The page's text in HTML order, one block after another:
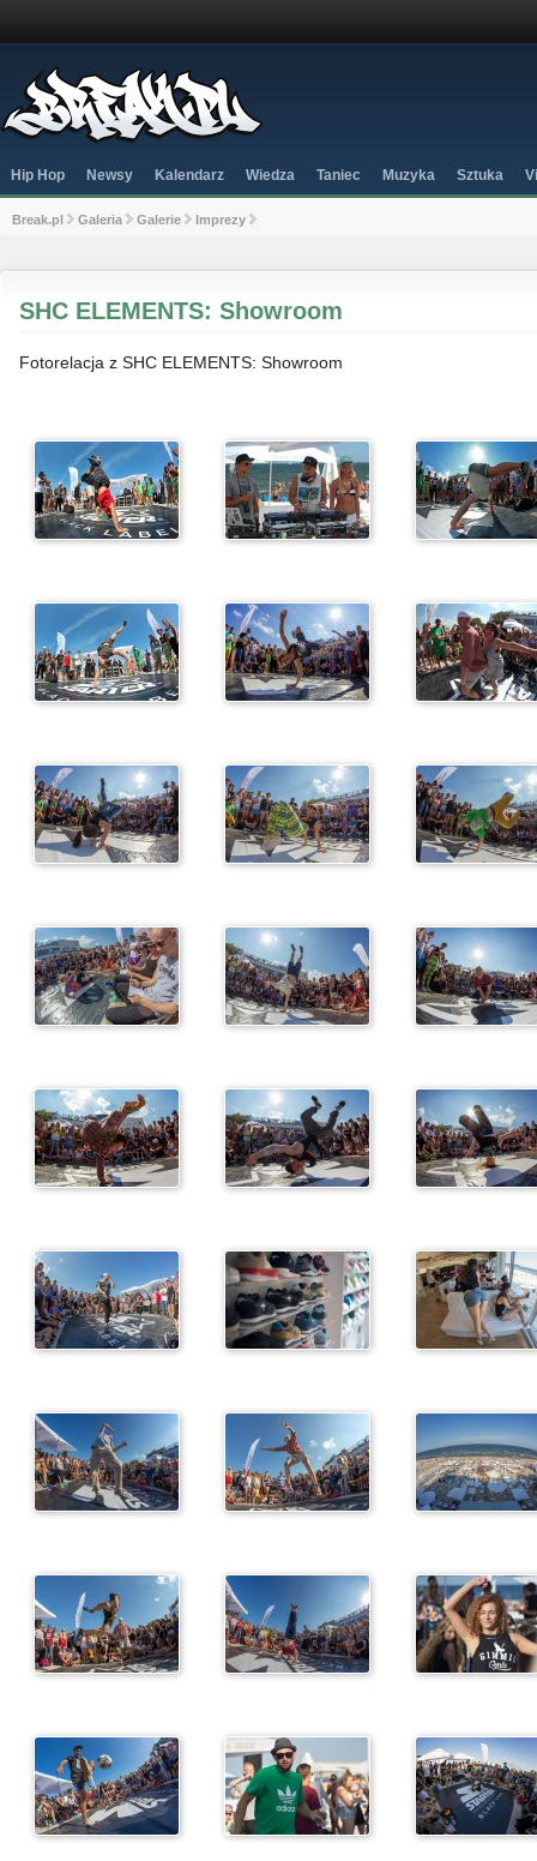
Hip Hop Newsy Kalendarz Wiedza Taniec Muzyka Sztuka
Break.pl Galeria Galerie Imprezy
SHC ELEMENTS: Showroom
Fotorelacja z SHC ELEMENTS: Showroom